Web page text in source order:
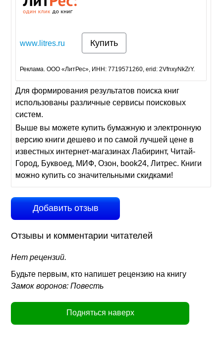
www.litres.ru Купить
Реклама. ООО «ЛитРес», ИНН: 7719571260, erid: 2VfnxyNkZrY.
Для формирования результатов поиска книг
использованы различные сервисы поисковых
систем.
Выше вы можете купить бумажную и электронную
версию книги дешево и по самой лучшей цене в
известных интернет-магазинах Лабиринт, Читай-
Город, Буквоед, МИФ, Озон, book24, Литрес. Книги
можно купить со значительными скидками!
Добавить отзыв
Отзывы и комментарии читателей
Нет рецензий.
Будьте первым, кто напишет рецензию на книгу
Замок воронов: Повесть
Подняться наверх